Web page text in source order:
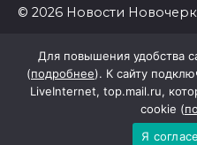
© 2026 Новости
Для повышения удобства
(подробнее). К сайту
LiveInternet, top.mail.ru,
cookie (
Я